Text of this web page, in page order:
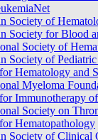
Society of
Society for Blood
Society of
Society of
Hematology and
Myeloma
Immunotherapy
Society on
Hematopathology
Society of Clinical